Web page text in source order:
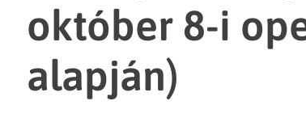
október 8-i
alapján)